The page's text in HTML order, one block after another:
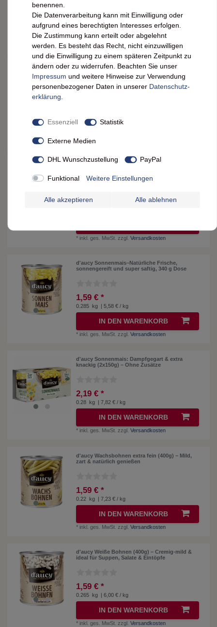
0.38 kg | 7,87 € / kg
IN DEN WARENKORB
*inkl. ges. MwSt.zzgl.Versandkosten
d'aucy Ratatouille Niçoise ohne
Konservierungsstoffe 750 Gramm
*inkl. ges. MwSt.
2,19 € *
* inkl. ges. MwSt. zzgl.Versandkosten
d'aucy Sonnenmais–Natürliche Frische,
sonnengereift und super saftig, 340 g Dose
1,59 € *
0.285 kg | 5,58 € / kg
IN DEN WARENKORB
* inkl. ges. MwSt. zzgl.Versandkosten
d'aucy Sonnenmais: Dampfgegart & extra
knackig (2x150g) – Ohne Zusätze
2,19 € *
0.28 kg | 7,82 € / kg
IN DEN WARENKORB
* inkl. ges. MwSt. zzgl.Versandkosten
d'aucy Wachsbohnen extra fein (400g) – Mild,
zart & natürlich genießen
1,59 € *
0.22 kg | 7,23 € / kg
IN DEN WARENKORB
* inkl. ges. MwSt. zzgl.Versandkosten
d'aucy Weiße Bohnen (400g) – Cremig-mild &
ideal für Suppen, Salate & Eintöpfe
1,59 € *
0.265 kg | 6,00 € / kg
IN DEN WARENKORB
* inkl. ges. MwSt. zzgl.Versandkosten
benennen.
Die Datenverarbeitung kann mit Einwilligung oder
aufgrund eines berechtigten Interesses erfolgen.
Die Zustimmung kann erteilt oder abgelehnt
werden. Es besteht das Recht, nicht einzuwilligen
und die Einwilligung zu einem späteren Zeitpunkt zu
ändern oder zu widerrufen. Beachten Sie unser
Impressum und weitere Hinweise zur Verwendung
personenbezogener Daten in unserer Daten­schutz­
erklärung
Essenziell Statistik
Externe Medien
DHL Wunschzustellung PayPal
Funktional Weitere Einstellungen
Alle akzeptieren Alle ablehnen